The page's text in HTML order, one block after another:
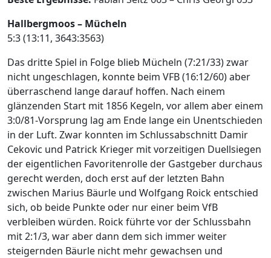
Hallbergmoos – Mücheln
5:3 (13:11, 3643:3563)
Das dritte Spiel in Folge blieb Mücheln (7:21/33) zwar
nicht ungeschlagen, konnte beim VFB (16:12/60) aber
überraschend lange darauf hoffen. Nach einem
glänzenden Start mit 1856 Kegeln, vor allem aber einem
3:0/81-Vorsprung lag am Ende lange ein Unentschieden
in der Luft. Zwar konnten im Schlussabschnitt Damir
Cekovic und Patrick Krieger mit vorzeitigen Duellsiegen
der eigentlichen Favoritenrolle der Gastgeber durchaus
gerecht werden, doch erst auf der letzten Bahn
zwischen Marius Bäurle und Wolfgang Roick entschied
sich, ob beide Punkte oder nur einer beim VfB
verbleiben würden. Roick führte vor der Schlussbahn
mit 2:1/3, war aber dann dem sich immer weiter
steigernden Bäurle nicht mehr gewachsen und